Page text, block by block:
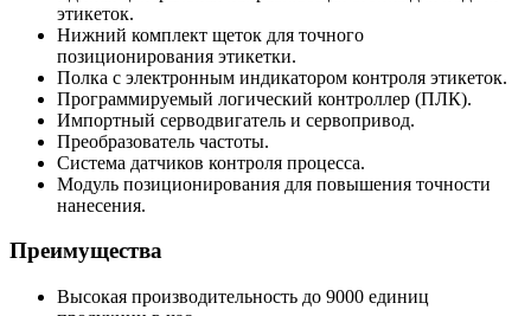
этикеток.
Нижний комплект щеток для точного
позиционирования этикетки.
Полка с электронным индикатором контроля этикеток.
Программируемый логический контроллер (ПЛК).
Импортный серводвигатель и сервопривод.
Преобразователь частоты.
Система датчиков контроля процесса.
Модуль позиционирования для повышения точности
нанесения.
Преимущества
Высокая производительность до 9000 единиц